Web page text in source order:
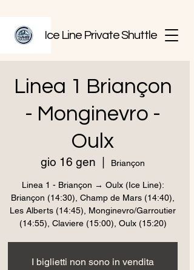
Ice Line Private Shuttle
Linea 1 Briançon
- Monginevro -
Oulx
gio 16 gen Briançon
Linea 1 - Briançon → Oulx (Ice Line):
Briançon (14:30), Champ de Mars (14:40),
Les Alberts (14:45), Monginevro/Garroutier
(14:55), Claviere (15:00), Oulx (15:20)
I biglietti non sono in vendita